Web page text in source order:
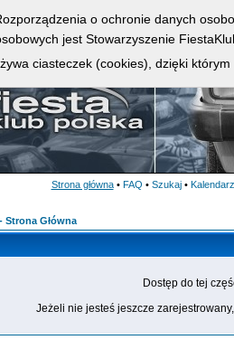
Strona główna • FAQ • Szukaj • Kalendarz
Strona Główna
Dostęp do tej
Jeżeli nie jesteś jeszcze
o ochronie danych
jest Stowarzyszenie
ciasteczek (cookies), dzięki